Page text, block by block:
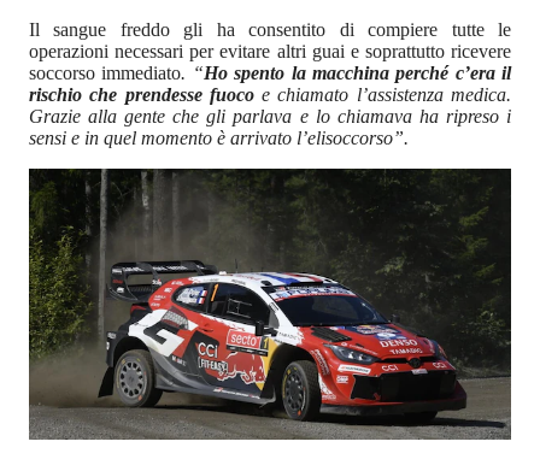
Il sangue freddo gli ha consentito di compiere tutte le
operazioni necessari per evitare altri guai e soprattutto ricevere
soccorso immediato. “Ho spento la macchina perché c’era il
rischio che prendesse fuocoe chiamato l’assistenza medica.
Grazie alla gente che gli parlava e lo chiamava ha ripreso i
sensi e in quel momento è arrivato l’elisoccorso”.